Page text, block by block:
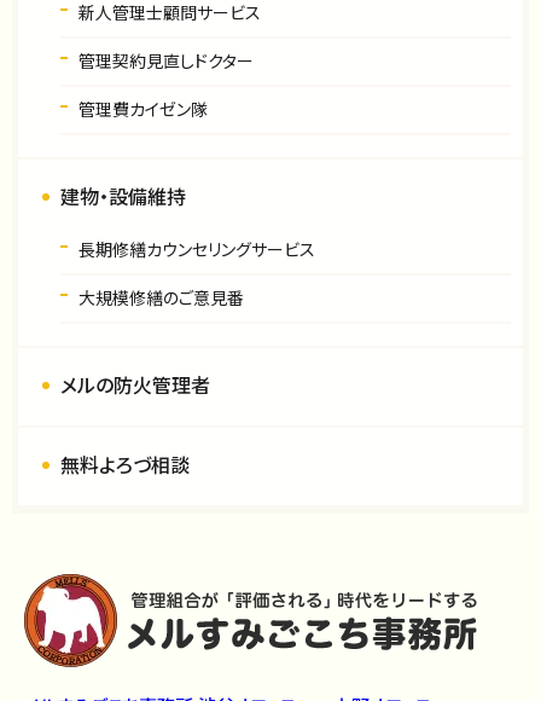
新人管理士顧問サービス
管理契約見直しドクター
管理費カイゼン隊
建物・設備維持
長期修繕カウンセリングサービス
大規模修繕のご意見番
メルの防火管理者
無料よろづ相談